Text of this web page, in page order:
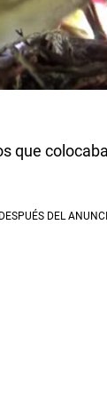
que